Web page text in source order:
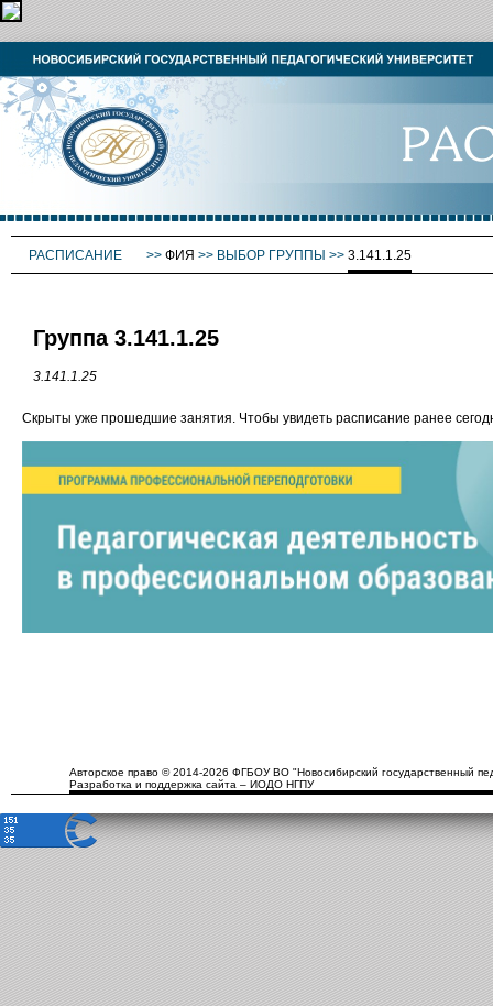
РАСПИСАНИЕ >> ФИЯ >> ВЫБОР ГРУППЫ >> 3.141.1.25
Группа 3.141.1.25
3.141.1.25
Скрыты уже прошедшие занятия. Чтобы увидеть расписание ранее
Авторское право © 2014-2026 ФГБОУ ВО "Новосибирский государственный
Разработка и поддержка сайта – ИОДО НГПУ